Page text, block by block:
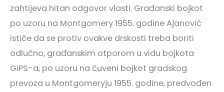
zahtijeva hitan odgovor vlasti. Građanski bojkot
po uzoru na Montgomery 1955. godine Ajanović
ističe da se protiv ovakve drskosti treba boriti
odlučno, građanskim otporom u vidu bojkota
GiPS-a, po uzoru na čuveni bojkot gradskog
prevoza u Montgomeryju 1955. godine, predvođen